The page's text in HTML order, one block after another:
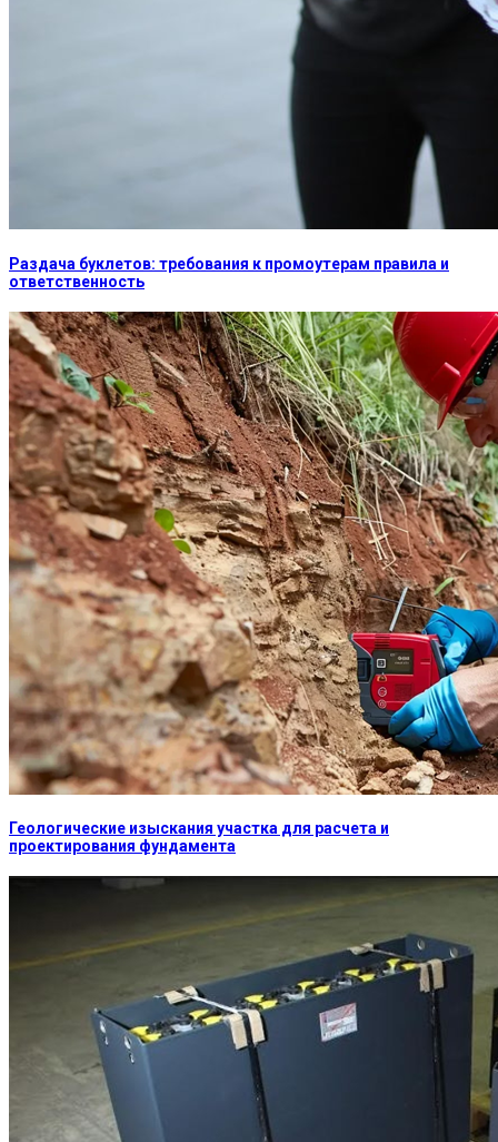
Раздача буклетов: требования к промоутерам правила и
ответственность
Геологические изыскания участка для расчета и
проектирования фундамента